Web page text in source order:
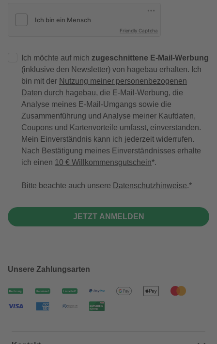
Friendly Captcha
Ich möchte auf mich zugeschnittene E-Mail-Werbung
(inklusive den Newsletter) von hagebau erhalten. Ich
bin mit der Nutzung meiner personenbezogenen
Daten durch hagebau, die E-Mail-Werbung, die
Analyse meines E-Mail-Umgangs sowie die
Zusammenführung und Analyse meiner Kaufdaten,
Coupons und Kartenvorteile umfasst, einverstanden.
Mein Einverständnis kann ich jederzeit widerrufen.
Nach Bestätigung meines Einverständnisses erhalte
ich einen 10 € Willkommensgutschein*.
Bitte beachte auch unsere Datenschutzhinweise.
JETZT ANMELDEN
Unsere Zahlungsarten